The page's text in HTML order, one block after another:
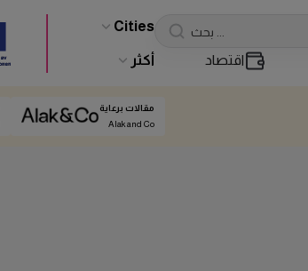
Cities
اقتصاد أكثر
مقالات برعاية
Alak and Co